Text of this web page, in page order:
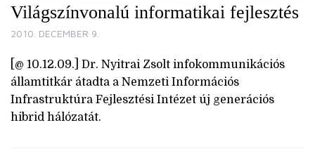
Világszínvonalú informatikai fejlesztés
2010. DECEMBER 9.
[@ 10.12.09.] Dr. Nyitrai Zsolt infokommunikációs
államtitkár átadta a Nemzeti Információs
Infrastruktúra Fejlesztési Intézet új generációs
hibrid hálózatát.